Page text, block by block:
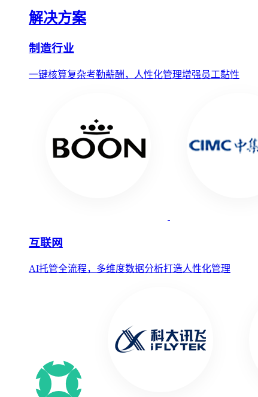
解决方案
制造行业
一键核算复杂考勤薪酬，人性化管理增强员工黏性
互联网
AI托管全流程，多维度数据分析打造人性化管理